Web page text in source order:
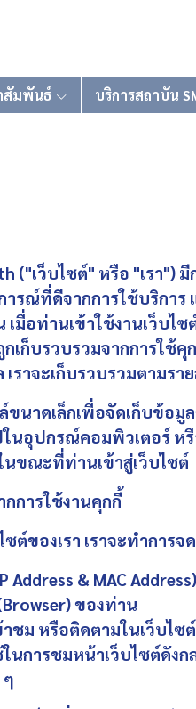
สัมพันธ์ บริการสถาบัน
("เว็บไซต์" หรือ "เรา
ารณ์ที่ดีจากการใช้บริกา
มื่อท่านเข้าใช้งานเว็บไ
ก็บรวบรวมจากการใช้
ราจะเก็บรวบรวมตามร
ขนาดเล็กเพื่อจัดเก็บข้อมู
นอุปกรณ์คอมพิวเตอร์ ห
นขณะที่ท่านเข้าสู่เว็บไซต์
การใช้งานคุกกี้
ซต์ของเรา เราจะทำกา
& MAC
ของท่าน
ม หรือติดตามในเว็บไซต์
นการชมหน้าเว็บไซต์ดัง